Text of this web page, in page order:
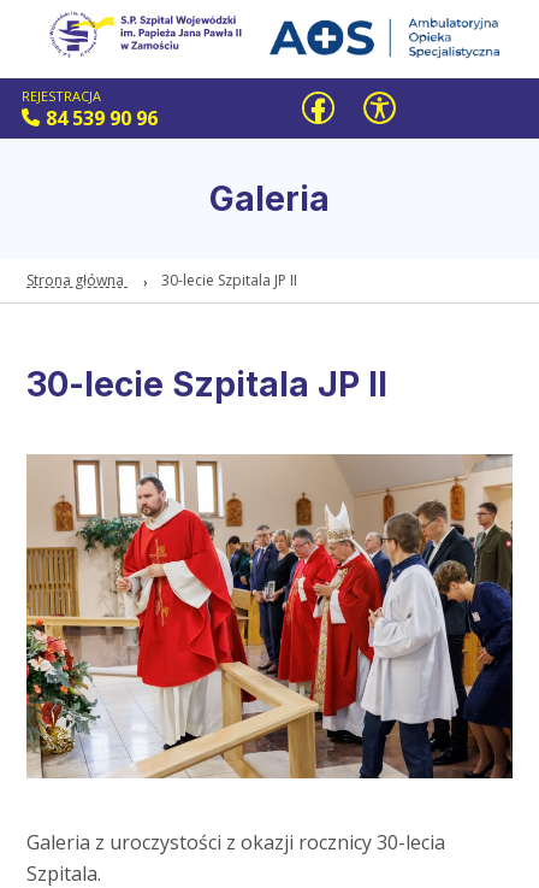
REJESTRACJA
84 539 90 96
Galeria
Strona główna 30-lecie Szpitala JP II
30-lecie Szpitala JP II
Galeria z uroczystości z okazji rocznicy 30-lecia
Szpitala.